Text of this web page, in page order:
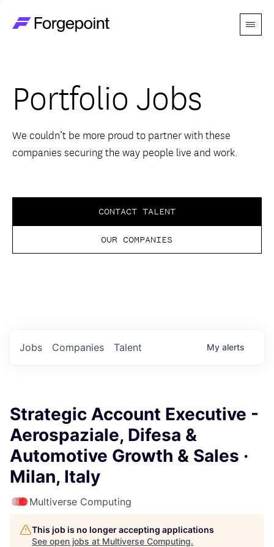
Menu
Themes
Advantage
Perspectives
Portfolio Jobs
We couldn’t be more proud to partner with these
companies securing the way people live and work.
CONTACT TALENT
OUR COMPANIES
Jobs Companies Talent My alerts
Strategic Account Executive -
Aerospaziale, Difesa &
Automotive Growth & Sales ·
Milan, Italy
Multiverse Computing
This job is no longer accepting applications
See open jobs at Multiverse Computing.